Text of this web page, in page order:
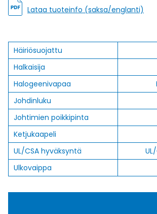
Lataa tuoteinfo (saksa/englanti)
Häiriösuojattu
Halkaisija
Halogeenivapaa
Johdinluku
Johtimien poikkipinta
Ketjukaapeli
UL/CSA hyväksyntä
Ulkovaippa